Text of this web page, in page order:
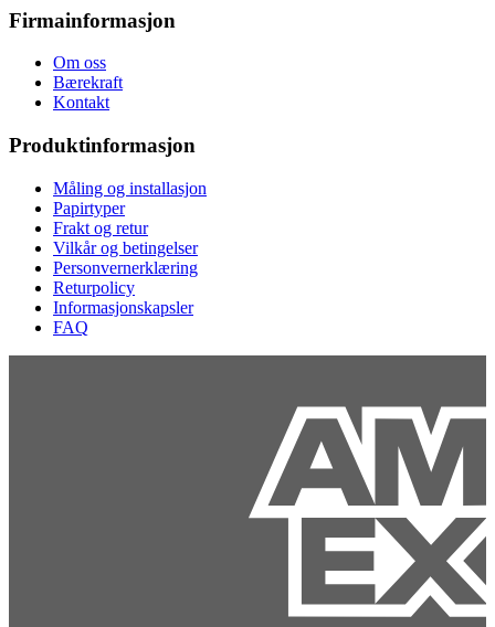
Firmainformasjon
Om oss
Bærekraft
Kontakt
Produktinformasjon
Måling og installasjon
Papirtyper
Frakt og retur
Vilkår og betingelser
Personvernerklæring
Returpolicy
Informasjonskapsler
FAQ